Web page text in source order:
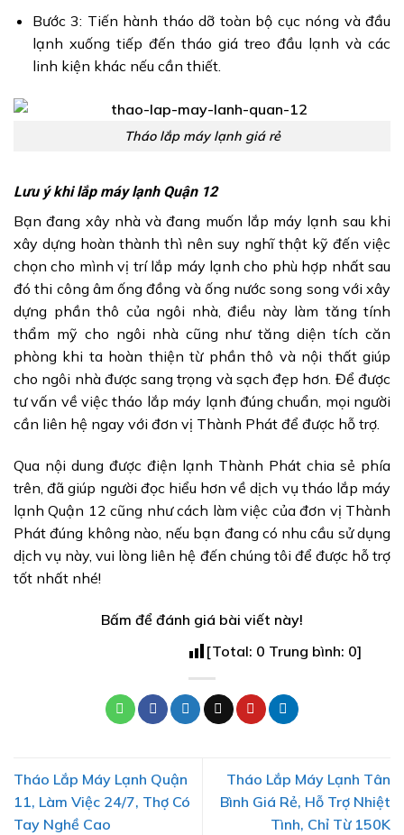
Bước 3: Tiến hành tháo dỡ toàn bộ cục nóng và đầu
lạnh xuống tiếp đến tháo giá treo đầu lạnh và các
linh kiện khác nếu cần thiết.
Tháo lắp máy lạnh giá rẻ
Lưu ý khi lắp máy lạnh Quận 12
Bạn đang xây nhà và đang muốn lắp máy lạnh sau khi
xây dựng hoàn thành thì nên suy nghĩ thật kỹ đến việc
chọn cho mình vị trí lắp máy lạnh cho phù hợp nhất sau
đó thi công âm ống đồng và ống nước song song với xây
dựng phần thô của ngôi nhà, điều này làm tăng tính
thẩm mỹ cho ngôi nhà cũng như tăng diện tích căn
phòng khi ta hoàn thiện từ phần thô và nội thất giúp
cho ngôi nhà được sang trọng và sạch đẹp hơn. Để được
tư vấn về việc tháo lắp máy lạnh đúng chuẩn, mọi người
cần liên hệ ngay với đơn vị Thành Phát để được hỗ trợ.
Qua nội dung được điện lạnh Thành Phát chia sẻ phía
trên, đã giúp người đọc hiểu hơn về dịch vụ tháo lắp máy
lạnh Quận 12 cũng như cách làm việc của đơn vị Thành
Phát đúng không nào, nếu bạn đang có nhu cầu sử dụng
dịch vụ này, vui lòng liên hệ đến chúng tôi để được hỗ trợ
tốt nhất nhé!
Bấm để đánh giá bài viết này!
[Total: 0 Trung bình: 0]
Tháo Lắp Máy Lạnh Quận
11, Làm Việc 24/7, Thợ Có
Tay Nghề Cao
Tháo Lắp Máy Lạnh Tân
Bình Giá Rẻ, Hỗ Trợ Nhiệt
Tình, Chỉ Từ 150K